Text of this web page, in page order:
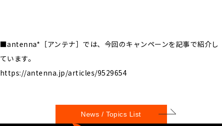
■antenna*［アンテナ］では、今回のキャンペーンを記事で紹介し
ています。
https://antenna.jp/articles/9529654
News / Topics List